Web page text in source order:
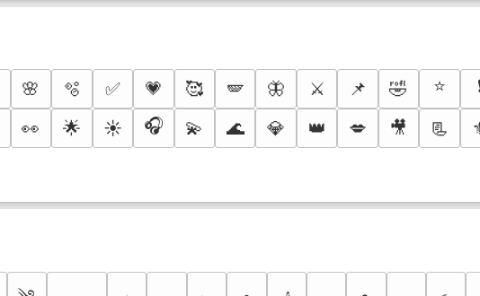
🌸 🫧 ✅ 💗 🥰 🪽 🦋 ⚔️ 📌 🤣 ⭐
👀 🌟 ☀️ 🎧 💫 🌊 💎 👑 💋 🎥 📃